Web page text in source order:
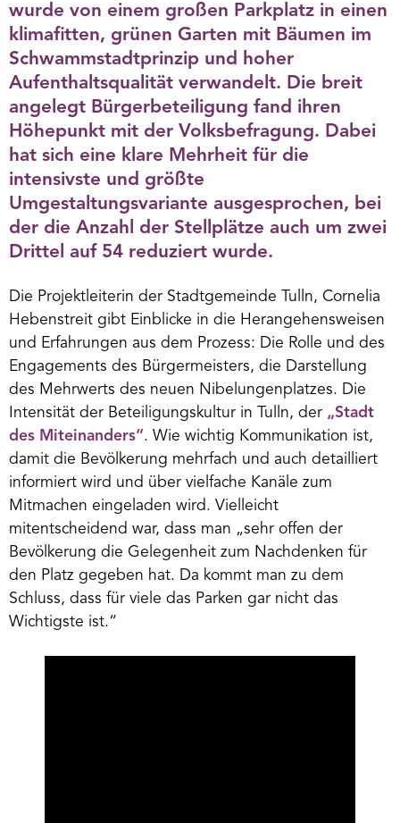
wurde von einem großen Parkplatz in einen
klimafitten, grünen Garten mit Bäumen im
Schwammstadtprinzip und hoher
Aufenthaltsqualität verwandelt. Die breit
angelegt Bürgerbeteiligung fand ihren
Höhepunkt mit der Volksbefragung. Dabei
hat sich eine klare Mehrheit für die
intensivste und größte
Umgestaltungsvariante ausgesprochen, bei
der die Anzahl der Stellplätze auch um zwei
Drittel auf 54 reduziert wurde.
Die Projektleiterin der Stadtgemeinde Tulln, Cornelia
Hebenstreit gibt Einblicke in die Herangehensweisen
und Erfahrungen aus dem Prozess: Die Rolle und des
Engagements des Bürgermeisters, die Darstellung
des Mehrwerts des neuen Nibelungenplatzes. Die
Intensität der Beteiligungskultur in Tulln, der „Stadt
des Miteinanders“. Wie wichtig Kommunikation ist,
damit die Bevölkerung mehrfach und auch detailliert
informiert wird und über vielfache Kanäle zum
Mitmachen eingeladen wird. Vielleicht
mitentscheidend war, dass man „sehr offen der
Bevölkerung die Gelegenheit zum Nachdenken für
den Platz gegeben hat. Da kommt man zu dem
Schluss, dass für viele das Parken gar nicht das
Wichtigste ist.“